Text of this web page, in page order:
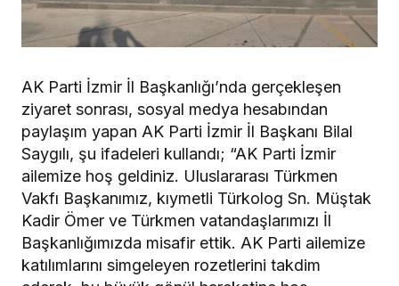
AK Parti İzmir İl Başkanlığı’nda gerçekleşen
ziyaret sonrası, sosyal medya hesabından
paylaşım yapan AK Parti İzmir İl Başkanı Bilal
Saygılı, şu ifadeleri kullandı; “AK Parti İzmir
ailemize hoş geldiniz. Uluslararası Türkmen
Vakfı Başkanımız, kıymetli Türkolog Sn. Müştak
Kadir Ömer ve Türkmen vatandaşlarımızı İl
Başkanlığımızda misafir ettik. AK Parti ailemize
katılımlarını simgeleyen rozetlerini takdim